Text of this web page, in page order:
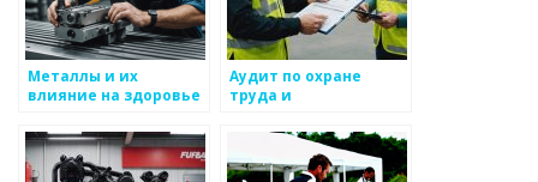
Металлы и их
влияние на здоровье
Аудит по охране
труда и
важность и
особенности
проведения